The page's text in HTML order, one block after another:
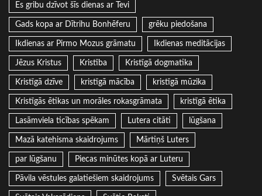
Es gribu dzīvot šīs dienas ar Tevi
Gads kopa ar Dītrihu Bonhēferu grēku piedošana
Ikdienas ar Pirmo Mozus grāmatu Ikdienas meditācijas
Jēzus Kristus Kristība Kristīgā dogmatika
Kristīgā dzīve kristīgā mācība kristīgā mūzika
Kristīgās ētikas un morāles rokasgrāmata kristīgā ētika
Lasāmviela ticības spēkam Lutera citāti lūgšana
Mazā katehisma skaidrojums Mārtiņš Luters
par lūgšanu Piecas minūtes kopā ar Luteru
Pāvila vēstules galatiešiem skaidrojums Svētais Gars